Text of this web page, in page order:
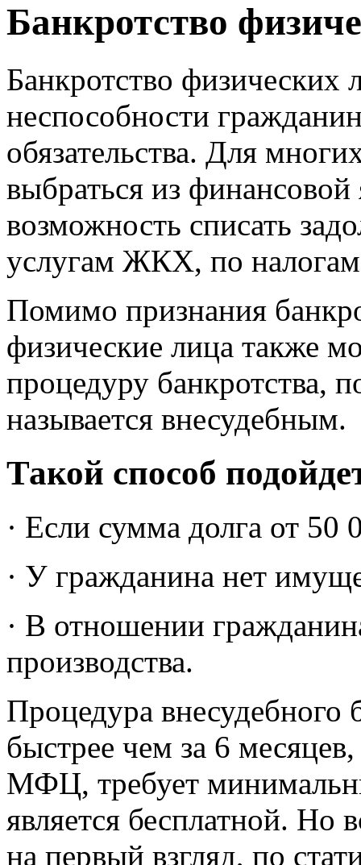
Банкротство
Банкротство физических
неспособности
обязательства. Для
выбраться из
возможность списать
услугам ЖКХ, по налогам
Помимо признания
физические лица также
процедуру банкротства,
называется внесудебным.
Такой способ
· Если сумма долга от
· У гражданина нет
· В отношении
производства.
Процедура внесудебного
быстрее чем за 6
МФЦ, требует
является бесплатной. Но
на первый взгляд, по